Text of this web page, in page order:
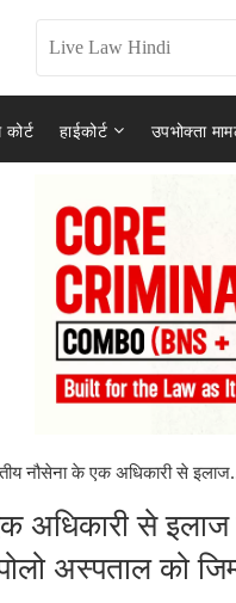
कोर्ट हाईकोर्ट उपभोक्ता
नौसेना के एक अधिकारी से
अधिकारी से
अस्पताल को